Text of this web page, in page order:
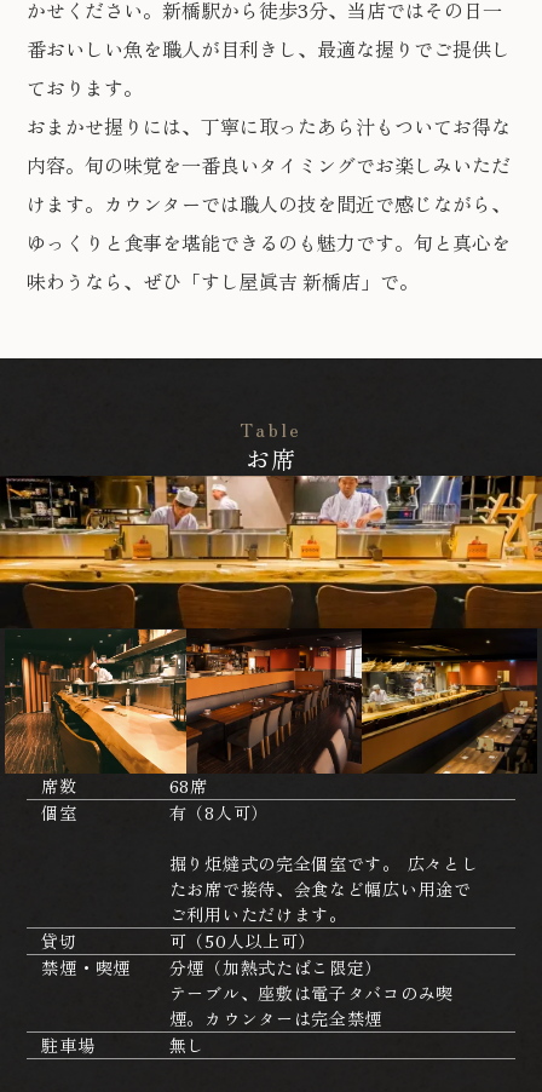
かせください。新橋駅から徒歩3分、当店ではその日一
番おいしい魚を職人が目利きし、最適な握りでご提供し
ております。
おまかせ握りには、丁寧に取ったあら汁もついてお得な
内容。旬の味覚を一番良いタイミングでお楽しみいただ
けます。カウンターでは職人の技を間近で感じながら、
ゆっくりと食事を堪能できるのも魅力です。旬と真心を
味わうなら、ぜひ「すし屋眞吉 新橋店」で。
Table
お席
席数
68席
個室
有（8人可）
掘り炬燵式の完全個室です。 広々とし
たお席で接待、会食など幅広い用途で
ご利用いただけます。
貸切
可（50人以上可）
禁煙・喫煙
分煙（加熱式たばこ限定）
テーブル、座敷は電子タバコのみ喫
煙。カウンターは完全禁煙
駐車場
無し